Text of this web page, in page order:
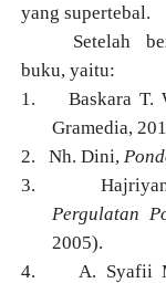
yang supertebal.
Setelah
buku, yaitu:
1.
Baskara T.
Gramedia,
2.
Nh. Dini,
3.
Pergulatan
2005).
4.
A. Syafii